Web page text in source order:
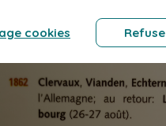
cookies Refuse